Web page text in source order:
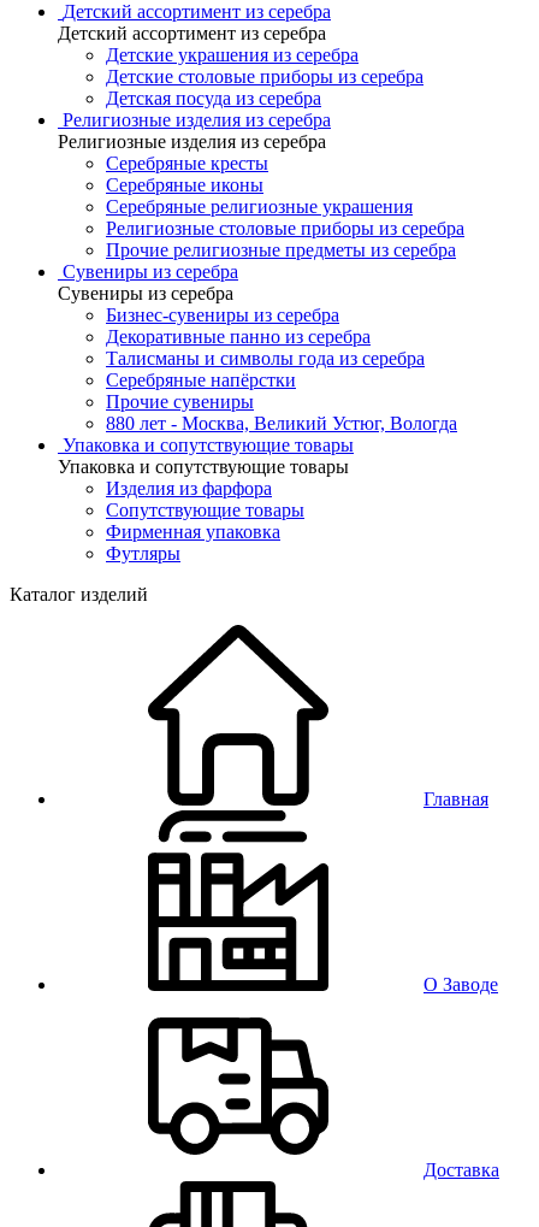
Детский ассортимент из серебра
Детский ассортимент из серебра
Детские украшения из серебра
Детские столовые приборы из серебра
Детская посуда из серебра
Религиозные изделия из серебра
Религиозные изделия из серебра
Серебряные кресты
Серебряные иконы
Серебряные религиозные украшения
Религиозные столовые приборы из серебра
Прочие религиозные предметы из серебра
Сувениры из серебра
Сувениры из серебра
Бизнес-сувениры из серебра
Декоративные панно из серебра
Талисманы и символы года из серебра
Серебряные напёрстки
Прочие сувениры
880 лет - Москва, Великий Устюг, Вологда
Упаковка и сопутствующие товары
Упаковка и сопутствующие товары
Изделия из фарфора
Сопутствующие товары
Фирменная упаковка
Футляры
Каталог изделий
Главная
О Заводе
Доставка